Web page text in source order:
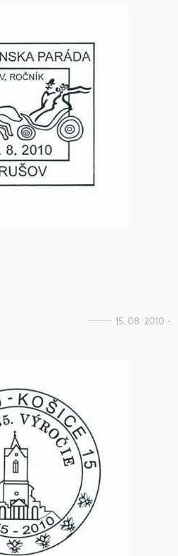
15. 08. 2010 -